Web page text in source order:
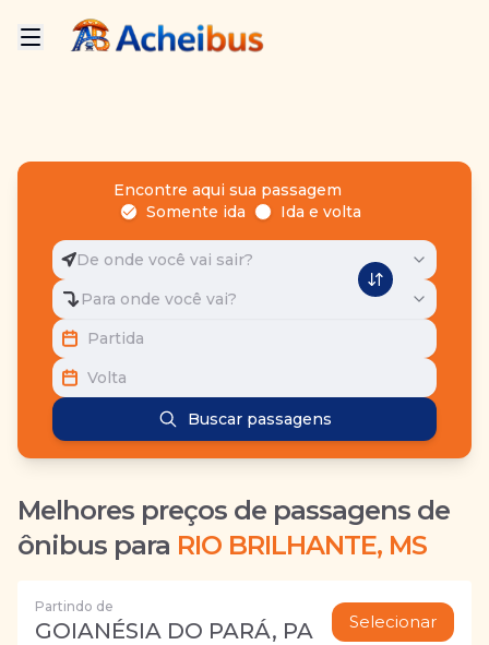
Encontre aqui sua passagem
Somente ida
Ida e volta
De onde você vai sair?
Para onde você vai?
Partida
Volta
Buscar passagens
Melhores preços de passagens de
ônibus para RIO BRILHANTE, MS
Partindo de
GOIANÉSIA DO PARÁ, PA Selecionar